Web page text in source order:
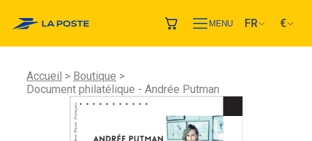
MENU FR €
Accueil
Boutique
Document philatélique - Andrée Putman